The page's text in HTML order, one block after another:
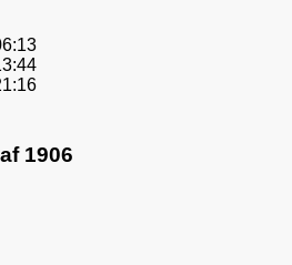
1906